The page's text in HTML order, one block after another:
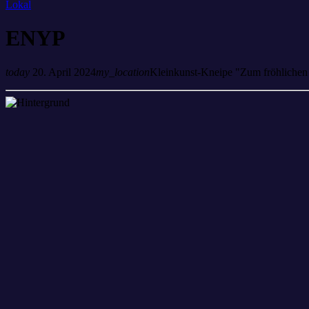
Lokal
ENYP
today 20. April 2024my_locationKleinkunst-Kneipe "Zum